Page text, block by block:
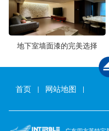
地下室墙面漆的完美选择
首页 网站地图